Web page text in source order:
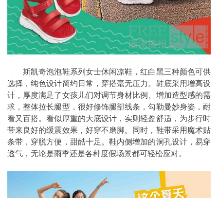
斯凯奇泡泡鞋系列女士休闲凉鞋，红白黑三种颜色可供
选择，纯色设计简约日常，穿搭毫无压力。鞋底采用增高设
计，厚度满足了女孩儿们对调节身材比例、增加造型感的需
求，整体拉长腿型，很好修饰腿部线条，勾勒曼妙身姿，耐
看又百搭。看似厚重的大底设计，实则轻盈舒适，为步行时
带来良好的缓震效果，好穿不磨脚。同时，鞋带采用魔术贴
条带，穿脱方便，甜酷十足。鞋内侧增加的洞孔设计，易穿
透气，无论是雨季还是各种度假场景都可轻松应对。